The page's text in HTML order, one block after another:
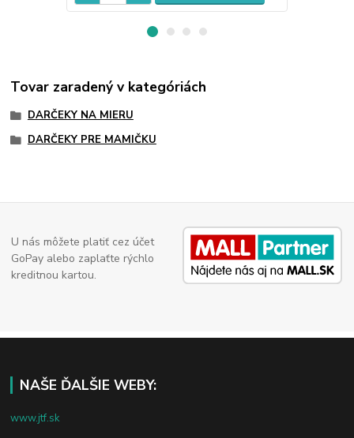
Tovar zaradený v kategóriách
DARČEKY NA MIERU
DARČEKY PRE MAMIČKU
U nás môžete platiť cez účet
GoPay alebo zaplaťte rýchlo
kreditnou kartou.
NAŠE ĎALŠIE WEBY:
www.jtf.sk